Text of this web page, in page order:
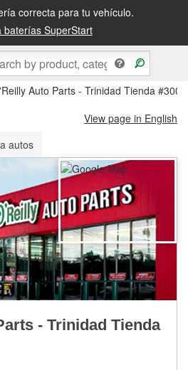
correcta para tu vehículo.
baterías SuperStart
siguiente o recógela en la tienda
Auto Parts - Trinidad Tienda #3004
View page in English
autos
- Trinidad Tienda